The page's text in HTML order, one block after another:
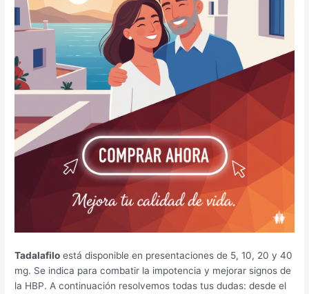
Tadalafilo está disponible en presentaciones de 5, 10, 20 y 40
mg. Se indica para combatir la impotencia y mejorar signos de
la HBP. A continuación resolvemos todas tus dudas: desde el